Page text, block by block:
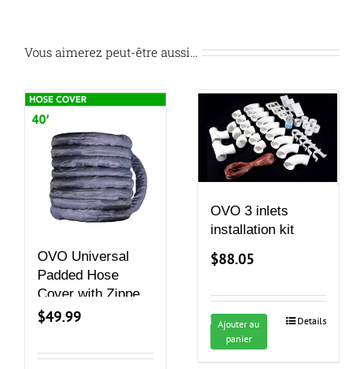
Vous aimerez peut-être aussi…
OVO Universal
Padded Hose
Cover with Zipper,
Machine Washable
$49.99
OVO 3 inlets
installation kit
$88.05
Ajouter au
panier
Details